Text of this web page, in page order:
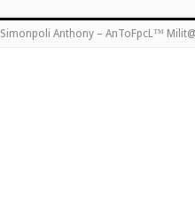
Simonpoli Anthony – AnToFpcL™